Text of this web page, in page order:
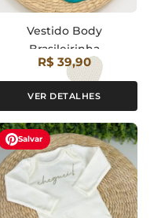
Vestido Body
Brasileirinha
R$ 39,90
VER DETALHES
Salvar